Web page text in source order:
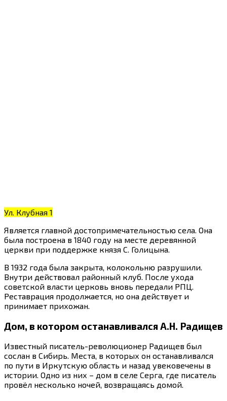
Ул. Клубная 1
Является главной достопримечательностью села. Она
была построена в 1840 году на месте деревянной
церкви при поддержке князя С. Голицына.
В 1932 года была закрыта, колокольню разрушили.
Внутри действовал районный клуб. После ухода
советской власти церковь вновь передали РПЦ.
Реставрация продолжается, но она действует и
принимает прихожан.
Дом, в котором останавливался А.Н. Радищев
Известный писатель-революционер Радищев был
сослан в Сибирь. Места, в которых он останавливался
по пути в Иркутскую область и назад увековечены в
истории. Одно из них – дом в селе Серга, где писатель
провёл несколько ночей, возвращаясь домой.